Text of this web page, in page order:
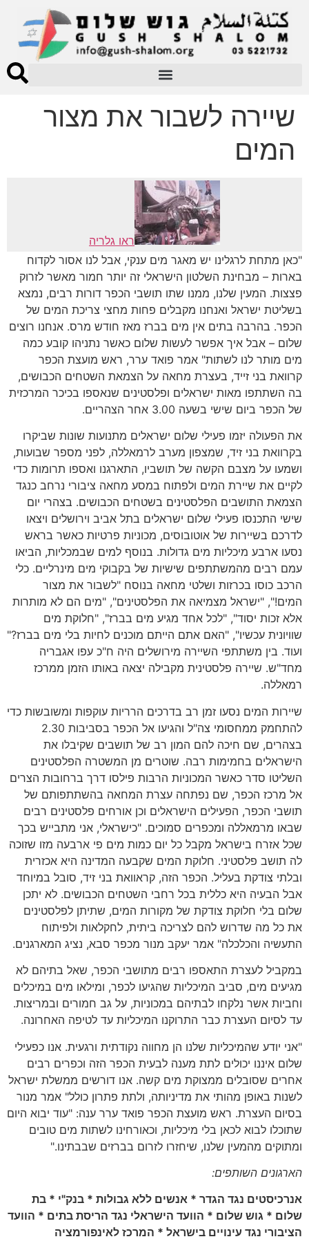
שיירה לשבור את מצור
המים
ראו גלריה
"כאן מתחת לרגלינו יש מאגר מים ענקי, אבל לנו אסור לקדוח
בארות – מבחינת השלטון הישראלי זה יותר חמור מאשר לזרוק
פצצות. המעין שלנו, ממנו שתו תושבי הכפר דורות רבים, נמצא
בשליטת ישראל ואנחנו מקבלים פחות מחצי צריכת המים של
הכפר. בהרבה בתים אין מים בברז מאז חודש מרס. אנחנו רוצים
שלום – אבל איך אפשר לעשות שלום כאשר נתניהו קובע כמה
מים מותר לנו לשתות" אמר פואד ערר, ראש מועצת הכפר
קרוואת בני זייד, בעצרת מחאה על הצמאת השטחים הכבושים,
בה השתתפו מאות ישראלים ופלסטינים שנאספו בכיכר המרכזית
של הכפר ביום שישי בשעה 3.00 אחר הצהריים.
את הפעולה יזמו פעילי שלום ישראלים מתנועות שונות שביקרו
בקרוואת בני זיד, שמצפון מערב לרמאללה, לפני מספר שבועות,
ושמעו על מצבם הקשה של תושביו, התארגנו ואספו תרומות כדי
לקיים את שיירת המים ולפתוח במסע מחאה ציבורי נרחב כנגד
הצמאת התושבים הפלסטינים בשטחים הכבושים. בצהרי יום
שישי התכנסו פעילי שלום ישראלים בתל אביב וירושלים ויצאו
לדרכם בשיירות של אוטובוסים, מכוניות פרטיות כאשר בראש
נסעו ארבע מיכליות מים גדולות. בנוסף למים שבמכליות, הביאו
עמם רבים מהמשתתפים שישיות של בקבוקי מים מינרליים. כלי
הרכב כוסו בכרזות ושלטי מחאה בנוסח "לשבור את מצור
המים!", "ישראל מצמיאה את הפלסטינים", "מים הם לא מותרות
אלא זכות יסוד", "לכל אחד מגיע מים בברז", "חלוקת מים
שוויונית עכשיו", "האם אתם הייתם מוכנים לחיות בלי מים בברז?"
ועוד. בין משתתפי השיירה מירושלים היה ח"כ עפו אגבריה
מחד"ש. שיירה פלסטינית מקבילה יצאה באותו הזמן ממרכז
רמאללה.
שיירות המים נסעו זמן רב בדרכים הרריות עוקפות ומשובשות כדי
להתחמק ממחסומי צה"ל והגיעו אל הכפר בסביבות 2.30
בצהרים, שם חיכה להם המון רב של תושבים שקיבלו את
הישראלים בחמימות רבה. שוטרים מן המשטרה הפלסטינים
השליטו סדר כאשר המכוניות הרבות פילסו דרך ברחובות הצרים
אל מרכז הכפר, שם נפתחה עצרת המחאה בהשתתפותם של
תושבי הכפר, הפעילים הישראלים וכן אורחים פלסטינים רבים
שבאו מרמאללה ומכפרים סמוכים. "כישראלי, אני מתבייש בכך
שכל אזרח בישראל מקבל כל יום כמות מים פי ארבעה מזו שזוכה
לה תושב פלסטיני. חלוקת המים שקבעה המדינה היא אכזרית
ובלתי צודקת בעליל. הכפר הזה, קראוואת בני זיד, סובל במיוחד
אבל הבעיה היא כללית בכל רחבי השטחים הכבושים. לא יתכן
שלום בלי חלוקת צודקת של מקורות המים, שתיתן לפלסטינים
את כל מה שדרוש להם לצריכה ביתית, לחקלאות ולפיתוח
התעשיה והכלכלה" אמר יעקב מנור מכפר סבא, נציג המארגנים.
במקביל לעצרת התאספו רבים מתושבי הכפר, שאל בתיהם לא
מגיעים מים, סביב המיכליות שהגיעו לכפר, ומילאו מים במיכלים
וחביות אשר נלקחו לבתיהם במכוניות, על גב חמורים ובמריצות.
עד לסיום העצרת כבר התרוקנו המיכליות עד לטיפה האחרונה.
"אני יודע שהמיכליות שלנו הן מחווה נקודתית ורגעית. אנו כפעילי
שלום איננו יכולים לתת מענה לבעית הכפר הזה וכפרים רבים
אחרים שסובלים ממצוקת מים קשה. אנו דורשים ממשלת ישראל
לשנות באופן מהותי את מדיניותה, ולתת פתרון כולל" אמר מנור
בסיום העצרת. ראש מועצת הכפר פואד ערר ענה: "עוד יבוא היום
שתוכלו לבוא לכאן בלי מיכליות, וכאורחינו לשתות מים טובים
ומתוקים מהמעין שלנו, שיחזרו לזרום בברזים שבבתינו."
הארגונים השותפים:
אנרכיסטים נגד הגדר * אנשים ללא גבולות * בנק"י * בת
שלום * גוש שלום * הוועד הישראלי נגד הריסת בתים * הוועד
הציבורי נגד עינויים בישראל * המרכז לאינפורמציה